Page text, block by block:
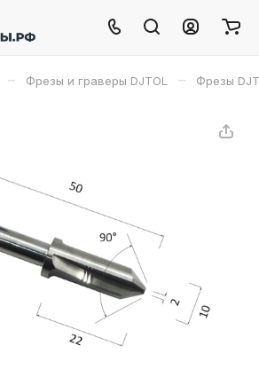
– Фрезы и граверы DJTOL – Фрезы